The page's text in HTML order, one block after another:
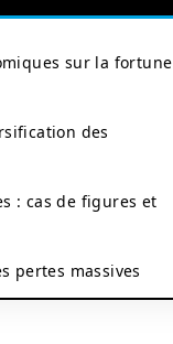
sur la fortune
des
: cas de figures et
pertes massives